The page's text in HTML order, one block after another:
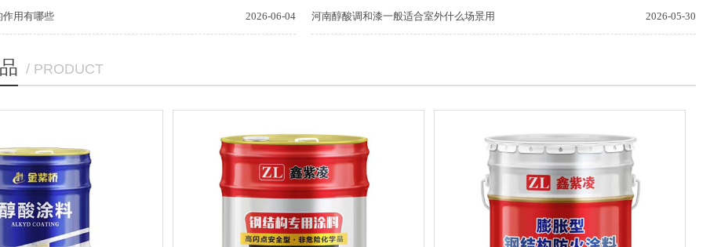
2026-06-04
作用有哪些 2026-05-30
河南醇酸调和漆一般适合室外什么场景用
/ PRODUCT